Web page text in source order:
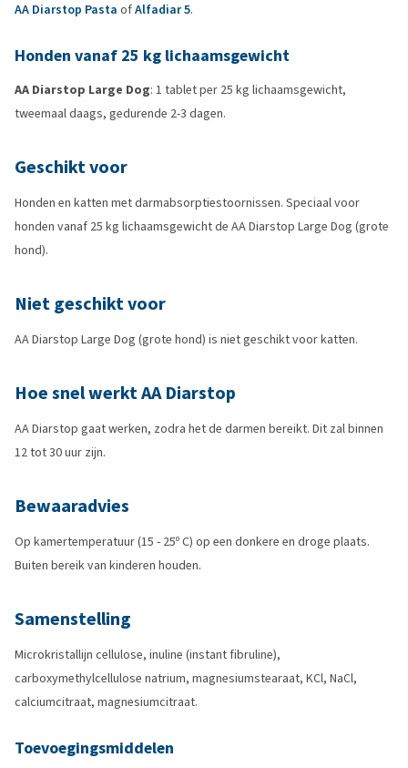
AA Diarstop Pasta ofAlfadiar 5.
Honden vanaf 25 kg lichaamsgewicht
AA Diarstop Large Dog: 1 tablet per 25 kg lichaamsgewicht,
tweemaal daags, gedurende 2-3 dagen.
Geschikt voor
Honden en katten met darmabsorptiestoornissen. Speciaal voor
honden vanaf 25 kg lichaamsgewicht de AA Diarstop Large Dog (grote
hond).
Niet geschikt voor
AA Diarstop Large Dog (grote hond) is niet geschikt voor katten.
Hoe snel werkt AA Diarstop
AA Diarstop gaat werken, zodra het de darmen bereikt. Dit zal binnen
12 tot 30 uur zijn.
Bewaaradvies
Op kamertemperatuur (15 - 25º C) op een donkere en droge plaats.
Buiten bereik van kinderen houden.
Samenstelling
Microkristallijn cellulose, inuline (instant fibruline),
carboxymethylcellulose natrium, magnesiumstearaat, KCl, NaCl,
calciumcitraat, magnesiumcitraat.
Toevoegingsmiddelen